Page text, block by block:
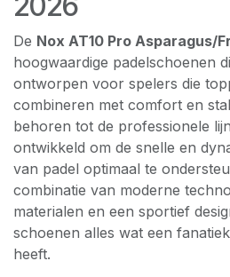
De Nox AT10 Pro Asparagus/
hoogwaardige padelschoenen
ontworpen voor spelers die
combineren met comfort en
behoren tot de professionele
ontwikkeld om de snelle en
van padel optimaal te
combinatie van moderne
materialen en een sportief
schoenen alles wat een
heeft.